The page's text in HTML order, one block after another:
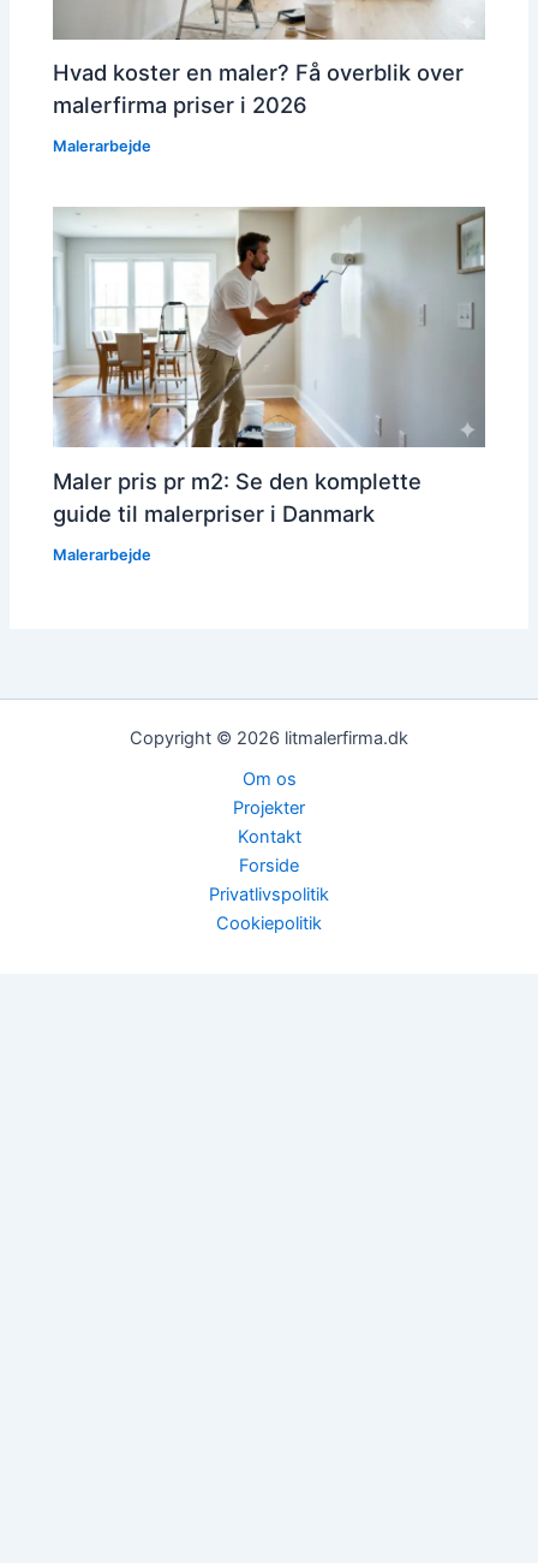
Hvad koster en maler? Få overblik over
malerfirma priser i 2026
Malerarbejde
Maler pris pr m2: Se den komplette
guide til malerpriser i Danmark
Malerarbejde
Copyright © 2026 litmalerfirma.dk
Om os
Projekter
Kontakt
Forside
Privatlivspolitik
Cookiepolitik